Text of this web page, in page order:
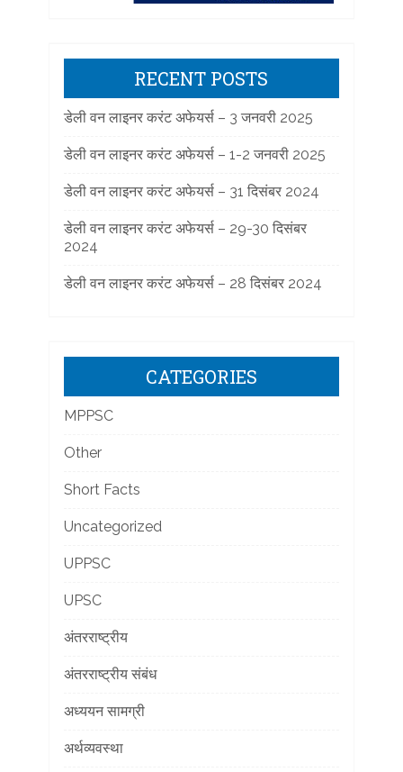
RECENT POSTS
डेली वन लाइनर करंट अफेयर्स – 3 जनवरी 2025
डेली वन लाइनर करंट अफेयर्स – 1-2 जनवरी 2025
डेली वन लाइनर करंट अफेयर्स – 31 दिसंबर 2024
डेली वन लाइनर करंट अफेयर्स – 29-30 दिसंबर
2024
डेली वन लाइनर करंट अफेयर्स – 28 दिसंबर 2024
CATEGORIES
MPPSC
Other
Short Facts
Uncategorized
UPPSC
UPSC
अंतरराष्ट्रीय
अंतरराष्ट्रीय संबंध
अध्ययन सामग्री
अर्थव्यवस्था